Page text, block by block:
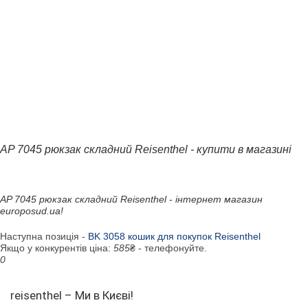
AP 7045 рюкзак складний Reisenthel - купити в магазині
AP 7045 рюкзак складний Reisenthel - інтернет магазин
europosud.ua!
Наступна позиція - BK 3058 кошик для покупок Reisenthel
Якщо у конкурентів ціна: 585₴ - телефонуйте.
0
reisenthel – Ми в Києві!